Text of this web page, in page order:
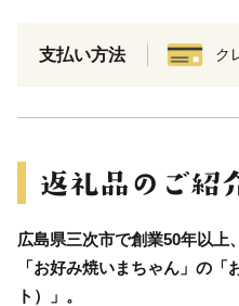
支払い方法 ク
広島県三次市で創業50年以上
「お好み焼いまちゃん」の「
ト）」。